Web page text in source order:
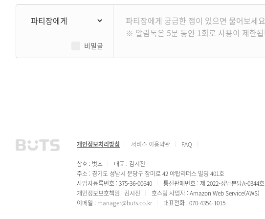
비밀글
개인정보처리방침 서비스 이용약관 FAQ
상호 : 벗츠
대표 : 김시진
주소 : 경기도 성남시 분당구 장미로 42 야탑리더스 빌딩 401호
사업자등록번호 : 375-36-00640
통신판매번호 : 제 2022-성남분당A-0344호
개인정보보호책임 : 김시진
호스팅 사업자 : Amazon Web Service(AWS)
이메일 : manager@buts.co.kr 대표전화 : 070-4354-1015